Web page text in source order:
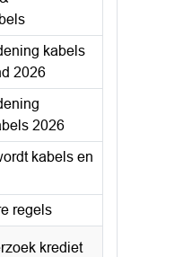
kabels
2026
2026
kabels en
regels
krediet